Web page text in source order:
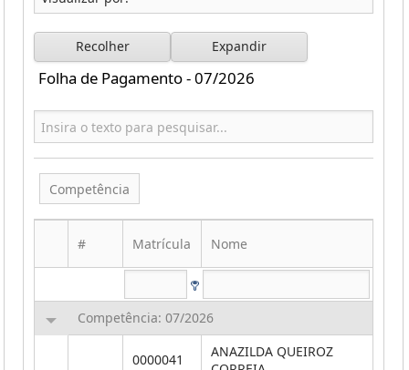
Recolher Expandir
Folha de Pagamento - 07/2026
Competência
# Matrícula Nome
Competência: 07/2026
0000041
ANAZILDA QUEIROZ